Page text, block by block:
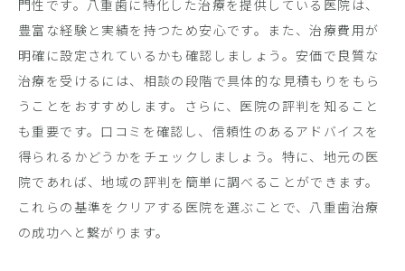
門性です。八重歯に特化した治療を提供している医院は、
豊富な経験と実績を持つため安心です。また、治療費用が
明確に設定されているかも確認しましょう。安価で良質な
治療を受けるには、相談の段階で具体的な見積もりをもら
うことをおすすめします。さらに、医院の評判を知ること
も重要です。口コミを確認し、信頼性のあるアドバイスを
得られるかどうかをチェックしましょう。特に、地元の医
院であれば、地域の評判を簡単に調べることができます。
これらの基準をクリアする医院を選ぶことで、八重歯治療
の成功へと繋がります。